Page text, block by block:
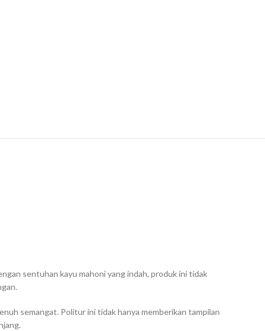
sentuhan kayu mahoni yang indah, produk ini tidak
semangat. Politur ini tidak hanya memberikan tampilan